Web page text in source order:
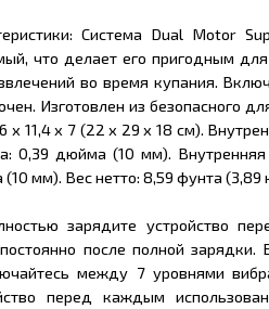
Система Dual Motor
что делает его пригодным
во время купания.
Изготовлен из безопасного
x 11,4 x 7 (22 x 29 x 18 см).
0,39 дюйма (10 мм).
мм). Вес нетто: 8,59 фунта (3,89
зарядите устройство
после полной
между 7 уровнями
перед каждым